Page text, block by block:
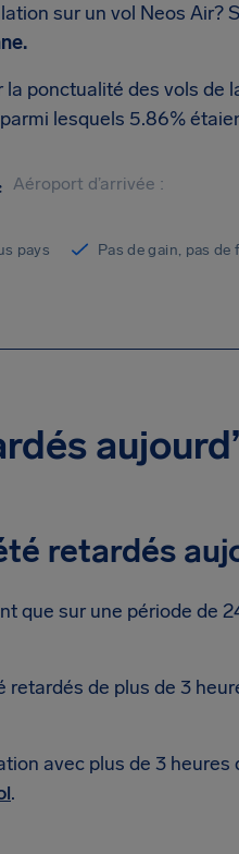
sur un vol Neos Air?
ponctualité des vols de
lesquels 5.86%
pays Pas de gain, pas de
retardés
que sur une période de
de plus de 3
avec plus de 3
.